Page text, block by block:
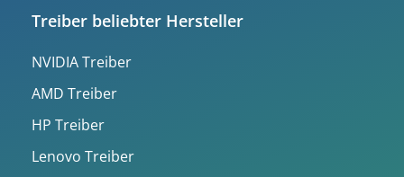
Treiber beliebter Hersteller
NVIDIA Treiber
AMD Treiber
HP Treiber
Lenovo Treiber